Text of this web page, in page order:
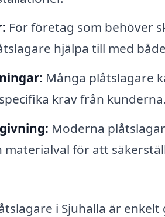
För företag som behöver
hjälpa till med
Många plåtslagare
krav från kunderna.
Moderna
materialval för att
i Sjuhalla är